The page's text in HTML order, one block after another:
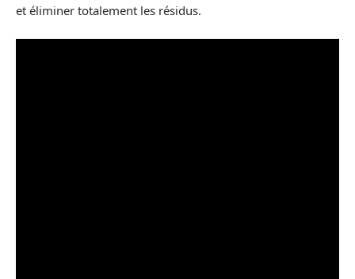
et éliminer totalement les résidus.